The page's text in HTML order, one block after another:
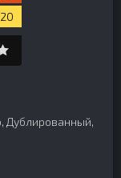
Дублированный,